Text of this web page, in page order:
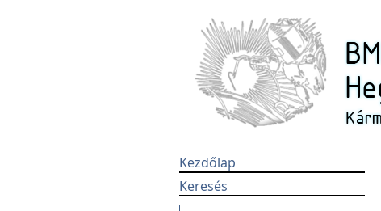
Kezdőlap
Keresés